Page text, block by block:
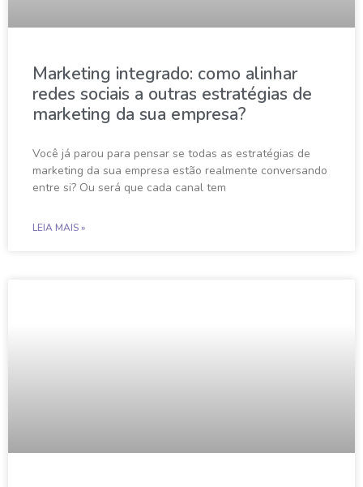
Marketing integrado: como alinhar
redes sociais a outras estratégias de
marketing da sua empresa?
Você já parou para pensar se todas as estratégias de
marketing da sua empresa estão realmente conversando
entre si? Ou será que cada canal tem
LEIA MAIS »